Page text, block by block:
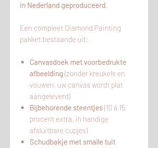
in Nederland geproduceerd.
Een compleet Diamond Painting
pakket bestaande uit:
Canvasdoek met voorbedrukte
afbeelding (zonder kreukels en
vouwen, uw canvas wordt plat
aangeleverd)
Bijbehorende steentjes(10 á 15
procent extra, in handige
afsluitbare cupjes)
Schudbakje met smalle tuit